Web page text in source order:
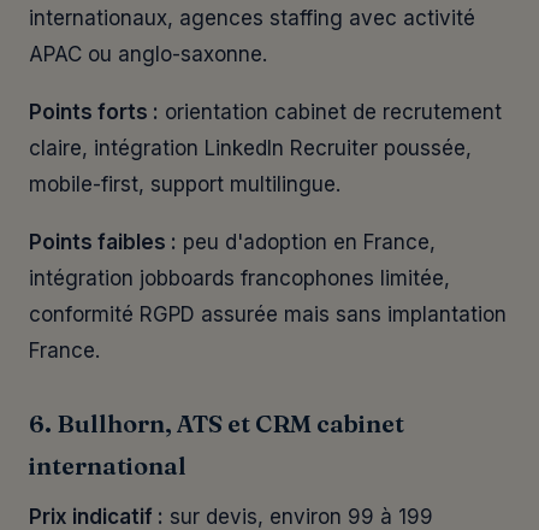
internationaux, agences staffing avec activité
APAC ou anglo-saxonne.
Points forts : orientation cabinet de recrutement
claire, intégration LinkedIn Recruiter poussée,
mobile-first, support multilingue.
Points faibles : peu d'adoption en France,
intégration jobboards francophones limitée,
conformité RGPD assurée mais sans implantation
France.
6. Bullhorn, ATS et CRM cabinet
international
Prix indicatif : sur devis, environ 99 à 199